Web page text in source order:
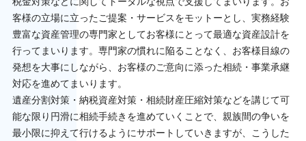
客様の立場に立ったご提案・サービスをモットーとし、実務経験
豊富な資産管理の専門家としてお客様にとって最適な資産設計を
行ってまいります。専門家の慣れに陥ることなく、お客様目線の
発想を大事にしながら、お客様のご意向に添った相続・事業承継
対応を進めてまいります。
遺産分割対策・納税資産対策・相続財産圧縮対策などを講じて可
能な限り円滑に相続手続きを進めていくことで、親族間の争いを
最小限に抑えて行けるようにサポートしていきますが、こうした